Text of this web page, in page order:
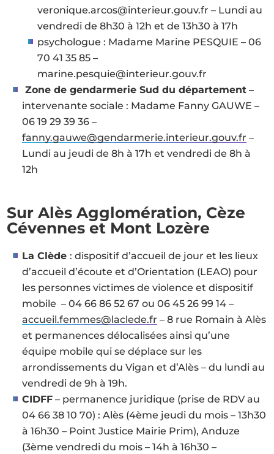
veronique.arcos@interieur.gouv.fr – Lundi au
vendredi de 8h30 à 12h et de 13h30 à 17h
psychologue : Madame Marine PESQUIE – 06
70 41 35 85 –
marine.pesquie@interieur.gouv.fr
Zone de gendarmerie Sud du département –
intervenante sociale : Madame Fanny GAUWE –
06 19 29 39 36 –
fanny.gauwe@gendarmerie.interieur.gouv.fr –
Lundi au jeudi de 8h à 17h et vendredi de 8h à
12h
Sur Alès Agglomération, Cèze
Cévennes et Mont Lozère
La Clède: dispositif d’accueil de jour et les lieux
d’accueil d’écoute et d’Orientation (LEAO) pour
les personnes victimes de violence et dispositif
mobile – 04 66 86 52 67 ou 06 45 26 99 14 –
accueil.femmes@laclede.fr – 8 rue Romain à Alès
et permanences délocalisées ainsi qu’une
équipe mobile qui se déplace sur les
arrondissements du Vigan et d’Alès – du lundi au
vendredi de 9h à 19h.
CIDFF – permanence juridique (prise de RDV au
04 66 38 10 70) : Alès (4ème jeudi du mois – 13h30
à 16h30 – Point Justice Mairie Prim), Anduze
(3ème vendredi du mois – 14h à 16h30 –